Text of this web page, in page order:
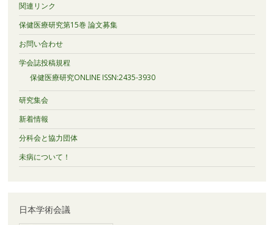
関連リンク
保健医療研究第15巻 論文募集
お問い合わせ
学会誌投稿規程
保健医療研究ONLINE ISSN:2435-3930
研究集会
新着情報
分科会と協力団体
未病について！
日本学術会議